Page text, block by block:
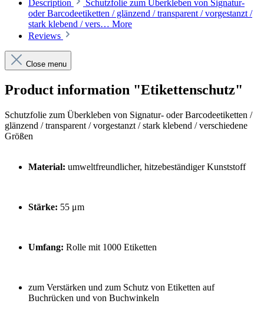
Description
Schutzfolie zum Überkleben von Signatur-
oder Barcodeetiketten / glänzend / transparent / vorgestanzt /
stark klebend / vers… More
Reviews
Close menu
Product information "Etikettenschutz"
Schutzfolie zum Überkleben von Signatur- oder Barcodeetiketten /
glänzend / transparent / vorgestanzt / stark klebend / verschiedene
Größen
Material: umweltfreundlicher, hitzebeständiger Kunststoff
Stärke: 55 μm
Umfang: Rolle mit 1000 Etiketten
zum Verstärken und zum Schutz von Etiketten auf
Buchrücken und von Buchwinkeln